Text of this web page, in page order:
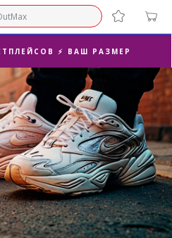
2-Я ПАРА -50%
⚡ ВАШ РАЗМЕР
ПОДАРОК 🎁
ОТ 1500₽⚡️
🔥 2-Я ПАРА -50%